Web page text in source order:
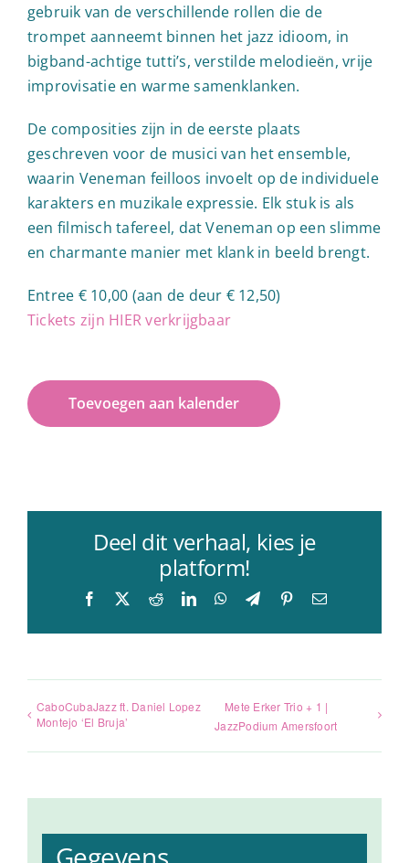
gebruik van de verschillende rollen die de
trompet aanneemt binnen het jazz idioom, in
bigband-achtige tutti’s, verstilde melodieën, vrije
improvisatie en warme samenklanken.
De composities zijn in de eerste plaats
geschreven voor de musici van het ensemble,
waarin Veneman feilloos invoelt op de individuele
karakters en muzikale expressie. Elk stuk is als
een filmisch tafereel, dat Veneman op een slimme
en charmante manier met klank in beeld brengt.
Entree € 10,00 (aan de deur € 12,50)
Tickets zijn HIER verkrijgbaar
Toevoegen aan kalender
Deel dit verhaal, kies je
platform!
Facebook RedditLinkedInWhatsApp
TelegramPinterest
E-
CaboCubaJazz ft. Daniel Lopez
Montejo ‘El Bruja’
Mete Erker Trio + 1 |
JazzPodium Amersfoort